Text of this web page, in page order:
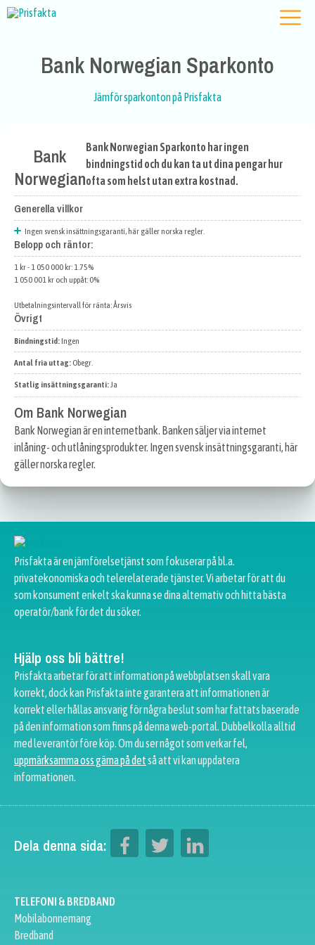
Bank Norwegian Sparkonto
Jämför sparkonton på Prisfakta
Bank
Norwegian
Bank Norwegian Sparkonto har ingen
bindningstid och du kan ta ut dina pengar hur
ofta som helst utan extra kostnad.
Generella villkor
Ingen svensk insättningsgaranti, här gäller norska regler.
Belopp och räntor:
1 kr - 1 050 000 kr: 1.75%
1 050 001 kr och uppåt: 0%
Utbetalningsintervall för ränta: Årsvis
Övrigt
Bindningstid: Ingen
Antal fria uttag: Obegr.
Statlig insättningsgaranti:Ja
Om Bank Norwegian
Bank Norwegian är en internetbank. Banken säljer via internet
inlåning- och utlåningsprodukter. Ingen svensk insättningsgaranti, här
gäller norska regler.
Prisfakta är en jämförelsetjänst som fokuserar på bl.a.
privatekonomiska och telerelaterade tjänster. Vi arbetar för att du
som konsument enkelt ska kunna se dina alternativ och hitta bästa
operatör/bank för det du söker.
Hjälp oss bli bättre!
Prisfakta arbetar för att information på webbplatsen skall vara
korrekt, dock kan Prisfakta inte garantera att informationen är
korrekt eller hållas ansvarig för några beslut som har fattats baserade
på den information som finns på denna web-portal. Dubbelkolla alltid
med leverantör före köp. Om du ser något som verkar fel,
uppmärksamma oss gärna på detså att vi kan uppdatera
informationen.
Dela denna sida:
TELEFONI & BREDBAND
Mobilabonnemang
Bredband